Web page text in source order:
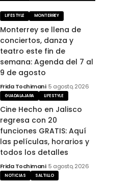
LIFESTYLE MONTERREY
Monterrey se llena de
conciertos, danza y
teatro este fin de
semana: Agenda del 7 al
9 de agosto
Frida Tochimani 5 agosto, 2026
GUADALAJARA LIFESTYLE
Cine Hecho en Jalisco
regresa con 20
funciones GRATIS: Aquí
las películas, horarios y
todos los detalles
Frida Tochimani 5 agosto, 2026
NOTICIAS SALTILLO